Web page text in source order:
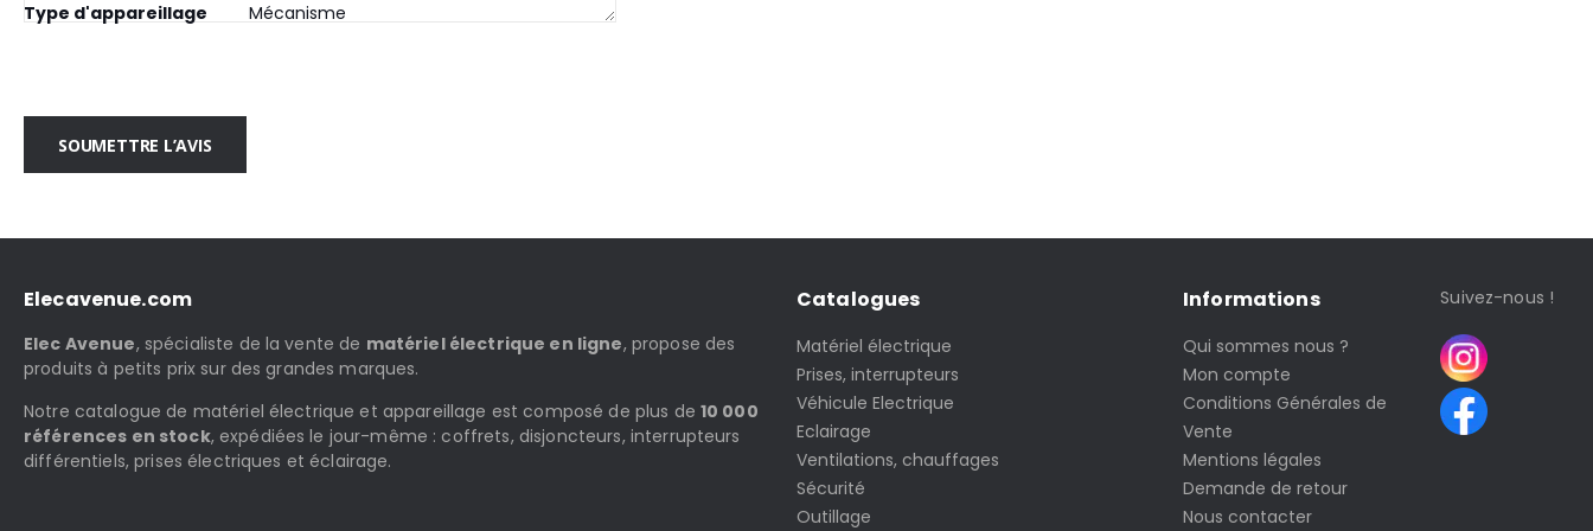
Type d'appareillage
Mécanisme
SOUMETTRE L’AVIS
Elecavenue.com
Elec Avenue, spécialiste de la vente de matériel électrique en ligne, propose des
produits à petits prix sur des grandes marques.
Notre catalogue de matériel électrique et appareillage est composé de plus de 10 000
références en stock, expédiées le jour-même : coffrets, disjoncteurs, interrupteurs
différentiels, prises électriques et éclairage.
Catalogues
Matériel électrique
Prises, interrupteurs
Véhicule Electrique
Eclairage
Ventilations, chauffages
Sécurité
Outillage
Informations
Qui sommes nous ?
Mon compte
Conditions Générales de
Vente
Mentions légales
Demande de retour
Nous contacter
Suivez-nous !